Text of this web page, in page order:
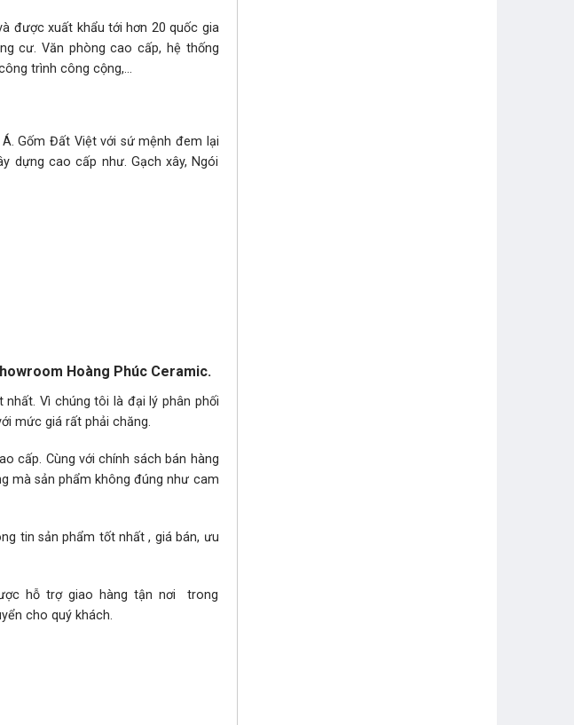
được xuất khẩu tới hơn 20 quốc gia
cư. Văn phòng cao cấp, hệ thống
trình công cộng,…
Gốm Đất Việt với sứ mệnh đem lại
dựng cao cấp như. Gạch xây, Ngói
Hoàng Phúc Ceramic.
Vì chúng tôi là đại lý phân phối
mức giá rất phải chăng.
cấp. Cùng với chính sách bán hàng
mà sản phẩm không đúng như cam
tin sản phẩm tốt nhất , giá bán, ưu
hỗ trợ giao hàng tận nơi trong
cho quý khách.